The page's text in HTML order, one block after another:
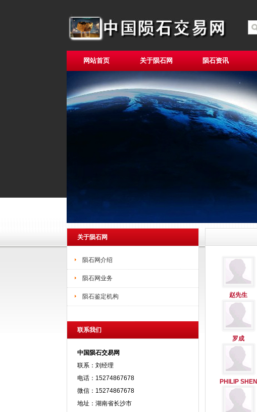
网站首页 关于陨石网 陨石资讯
关于陨石网
陨石网介绍
陨石网业务
陨石鉴定机构
联系我们
中国陨石交易网
联系：刘经理
电话：15274867678
微信：15274867678
地址：湖南省长沙市
赵先生
罗成
PHILIP SHEN